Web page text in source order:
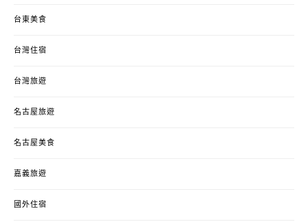
台東美食
台灣住宿
台灣旅遊
名古屋旅遊
名古屋美食
嘉義旅遊
國外住宿